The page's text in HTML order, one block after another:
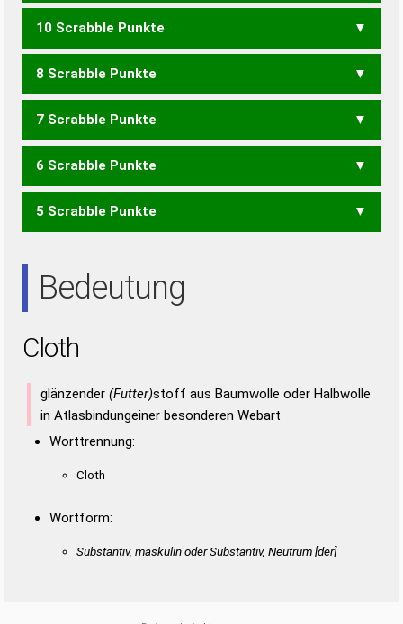
LOCHT
10 Scrabble Punkte
LOCH
8 Scrabble Punkte
OCH
7 Scrabble Punkte
HOLT LOHT
6 Scrabble Punkte
HOL LOH
5 Scrabble Punkte
Bedeutung
Cloth
glänzender (Futter)stoff aus Baumwolle oder Halbwolle
in Atlasbindungeiner besonderen Webart
Worttrennung:
Cloth
Wortform:
Substantiv, maskulin oder Substantiv, Neutrum [der]